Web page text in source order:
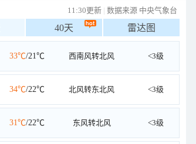
11:30更新 | 数据来源 中央气象台
40天 雷达图
33℃/21℃ 西南风转北风 <3级
34℃/22℃ 北风转东北风 <3级
31℃/22℃ 东风转北风 <3级